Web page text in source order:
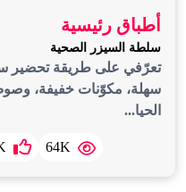
أطباق رئيسية
سلطة السيزر الصحية
تعرّفي على طريقة تحضير
سهلة، مكوّنات خفيفة،
الحيا...
64K